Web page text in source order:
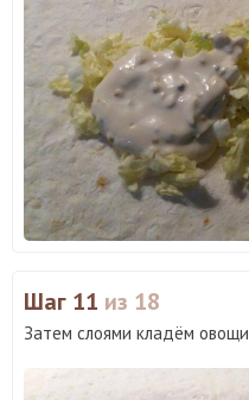
Шаг 11 из 18
Затем слоями кладём овощи